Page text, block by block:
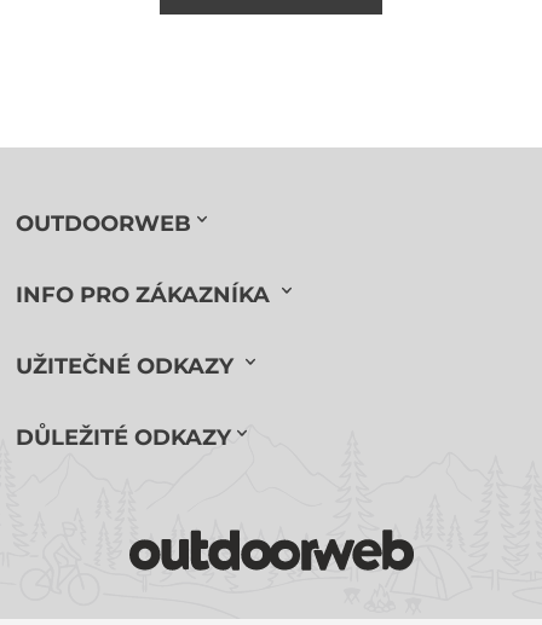
OUTDOORWEB
INFO PRO ZÁKAZNÍKA
UŽITEČNÉ ODKAZY
DŮLEŽITÉ ODKAZY